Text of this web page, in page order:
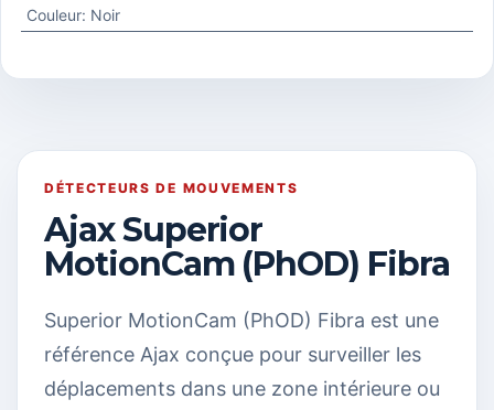
Couleur: Noir
DÉTECTEURS DE MOUVEMENTS
Ajax Superior
MotionCam (PhOD) Fibra
Superior MotionCam (PhOD) Fibra est une
référence Ajax conçue pour surveiller les
déplacements dans une zone intérieure ou